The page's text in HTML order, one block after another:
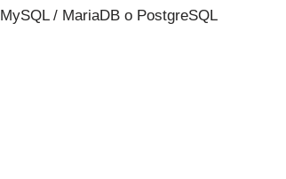
MySQL / MariaDB o PostgreSQL